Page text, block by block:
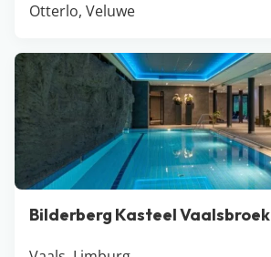
Otterlo, Veluwe
Bilderberg Kasteel Vaalsbroek